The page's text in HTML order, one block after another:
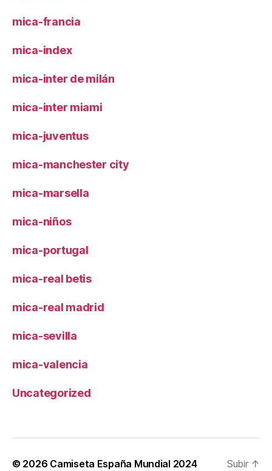
mica-francia
mica-index
mica-inter de milán
mica-inter miami
mica-juventus
mica-manchester city
mica-marsella
mica-niños
mica-portugal
mica-real betis
mica-real madrid
mica-sevilla
mica-valencia
Uncategorized
© 2026 Camiseta España Mundial 2024 Subir ↑